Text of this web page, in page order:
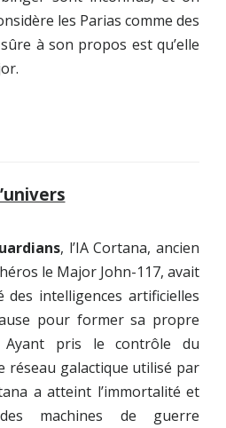
les Parias comme des
à son propos est qu’elle
, l’IA Cortana, ancien
le Major John-117, avait
des intelligences artificielles
pour former sa propre
Ayant pris le contrôle du
réseau galactique utilisé par
a atteint l’immortalité et
machines de guerre